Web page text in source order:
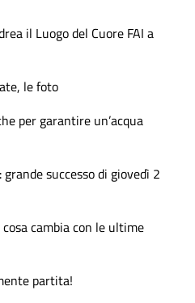
il Luogo del Cuore FAI a
le foto
per garantire un’acqua
successo di giovedì 2
cambia con le ultime
partita!